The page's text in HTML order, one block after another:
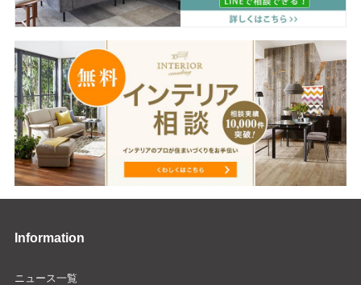
Information
ニュース一覧